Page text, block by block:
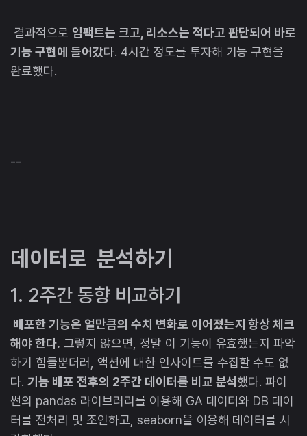
결과적으로 임팩트는 크고, 리소스는 적다고 판단되어 바로
기능 구현에 들어갔다. 4시간 정도를 투자해 기능 구현을
완료했다.
--
데이터로 분석하기
1. 2주간 동향 비교하기
배포한 기능은 얼만큼의 수치 변화로 이어졌는지 항상 체크
해야 한다. 그렇지 않으면, 정말 이 기능이 유효했는지 파악
하기 힘들뿐더러, 액션에 대한 인사이트를 수집할 수도 없
다. 기능 배포 전후의 2주간 데이터를 비교 분석했다. 파이
썬의 pandas 라이브러리를 이용해 GA 데이터와 DB 데이
터를 전처리 및 조인하고, seaborn을 이용해 데이터를 시